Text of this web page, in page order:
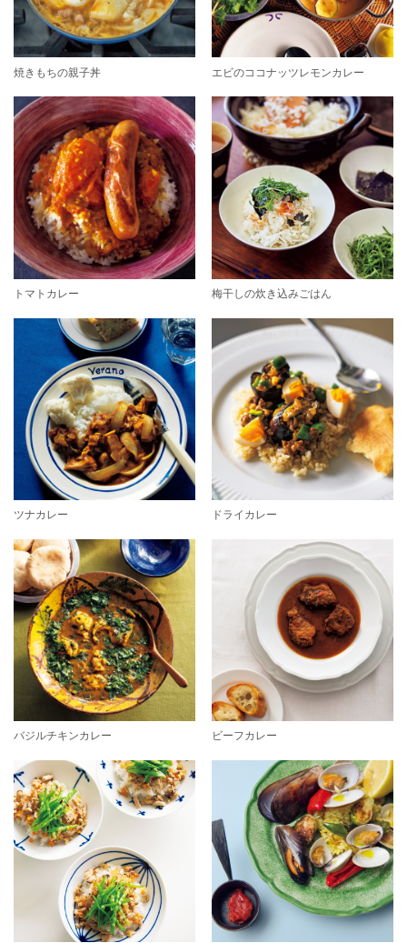
焼きもちの親子丼 エビのココナッツレモンカレー
トマトカレー 梅干しの炊き込みごはん
ツナカレー ドライカレー
バジルチキンカレー ビーフカレー